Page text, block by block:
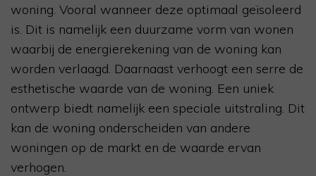
woning. Vooral wanneer deze optimaal geïsoleerd
is. Dit is namelijk een duurzame vorm van wonen
waarbij de energierekening van de woning kan
worden verlaagd. Daarnaast verhoogt een serre de
esthetische waarde van de woning. Een uniek
ontwerp biedt namelijk een speciale uitstraling. Dit
kan de woning onderscheiden van andere
woningen op de markt en de waarde ervan
verhogen.